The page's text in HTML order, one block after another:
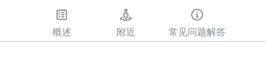
概述 附近 常见问题解答